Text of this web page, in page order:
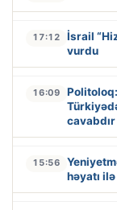
17:12
İsrail
vurdu
16:09
cavabdır
15:56
həyatı